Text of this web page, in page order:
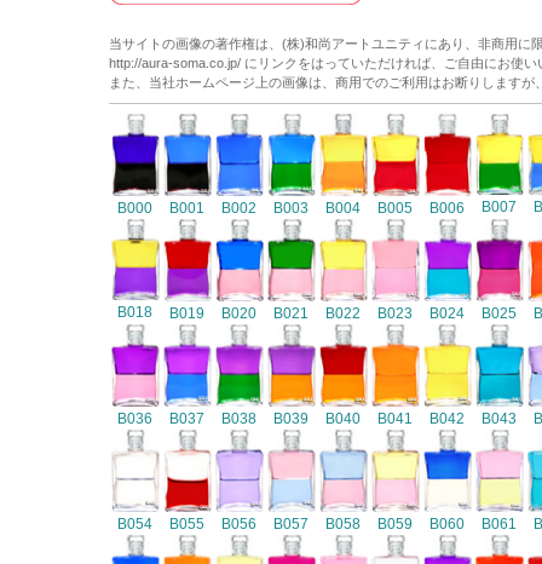
当サイトの画像の著作権は、(株)和尚アートユニティにあり、非商用
http://aura-soma.co.jp/ にリンクをはっていただければ、ご自由にお使い
また、当社ホームページ上の画像は、商用でのご利用はお断りします
B000 B001 B002 B003 B004 B005 B006 B007
B018 B019 B020 B021 B022 B023 B024 B025
B036 B037 B038 B039 B040 B041 B042 B043
B054 B055 B056 B057 B058 B059 B060 B061